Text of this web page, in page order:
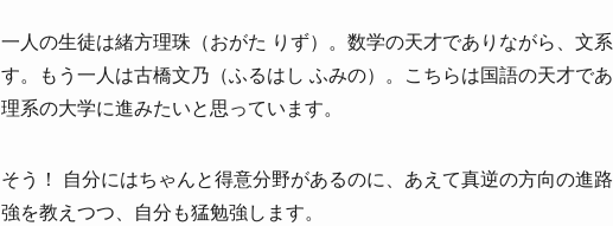
一人の生徒は緒方理珠（おがた りず）。数学の天才でありながら、文
す。もう一人は古橋文乃（ふるはし ふみの）。こちらは国語の天才で
理系の大学に進みたいと思っています。
そう！ 自分にはちゃんと得意分野があるのに、あえて真逆の方向の進
強を教えつつ、自分も猛勉強します。